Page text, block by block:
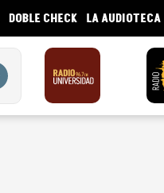
DOBLE CHECK LA AUDIOTECA